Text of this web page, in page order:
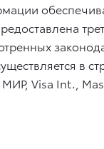
в
Visa Int.,